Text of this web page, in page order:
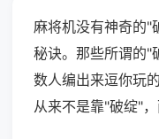
麻将机没有神奇的"
秘诀。那些所谓的"
数人编出来逗你玩
从来不是靠"破绽"